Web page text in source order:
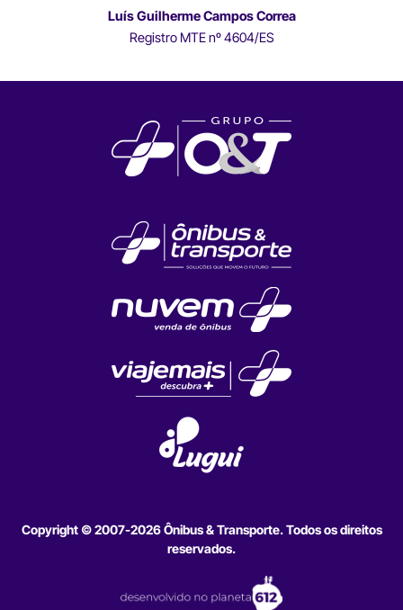
Luís Guilherme Campos Correa
Registro MTE nº 4604/ES
Copyright © 2007-2026 Ônibus & Transporte. Todos os direitos
reservados.